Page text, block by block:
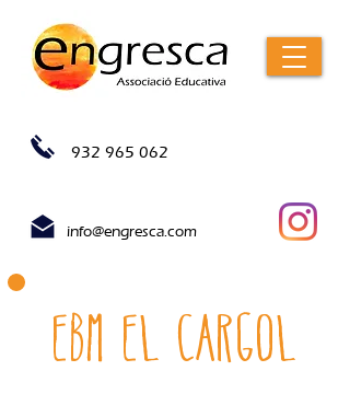
932 965 062
info@engresca.com
EBM el cargol